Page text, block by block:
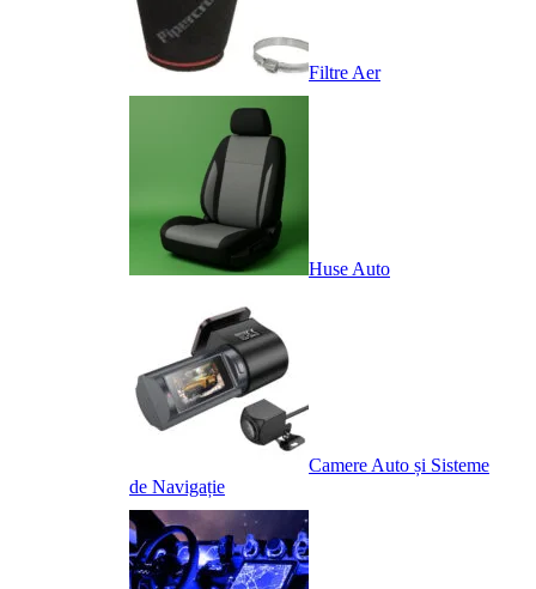
Filtre Aer
Huse Auto
Camere Auto și Sisteme
de Navigație